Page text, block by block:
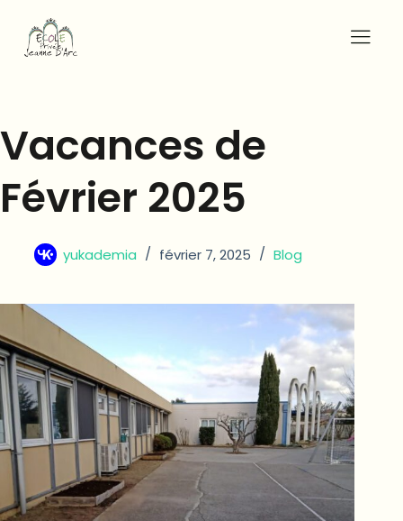
Vacances de
Février 2025
yukademia février 7, 2025 Blog